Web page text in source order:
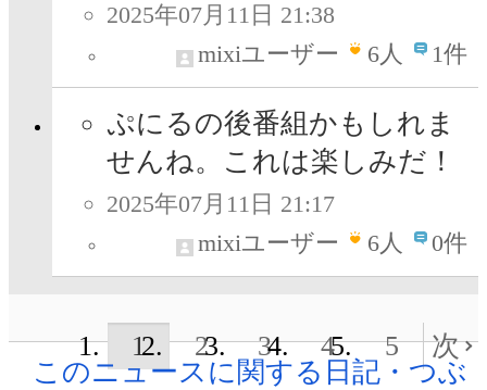
2025年07月11日 21:38
mixiユーザー
6人 1件
ぷにるの後番組かもしれま
せんね。これは楽しみだ！
2025年07月11日 21:17
mixiユーザー
6人 0件
1 2 3 4 5
次
このニュースに関する日記・つぶ